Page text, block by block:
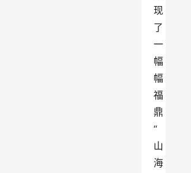
现
了
一
幅
幅
福
鼎
“
山
海